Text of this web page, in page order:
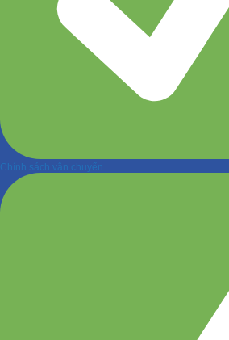
Chính sách vận chuyển